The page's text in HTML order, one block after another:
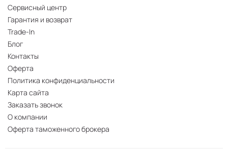
Сервисный центр
Гарантия и возврат
Trade-In
Блог
Контакты
Оферта
Политика конфиденциальности
Карта сайта
Заказать звонок
О компании
Оферта таможенного брокера